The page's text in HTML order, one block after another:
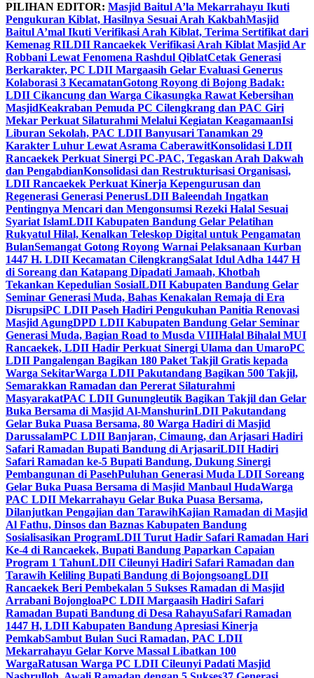
PILIHAN EDITOR: Masjid Baitul A’la Mekarrahayu Ikuti
Pengukuran Kiblat, Hasilnya Sesuai Arah KakbahMasjid
Baitul A’mal Ikuti Verifikasi Arah Kiblat, Terima Sertifikat dari
Kemenag RILDII Rancaekek Verifikasi Arah Kiblat Masjid Ar
Robbani Lewat Fenomena Rashdul QiblatCetak Generasi
Berkarakter, PC LDII Margaasih Gelar Evaluasi Generus
Kolaborasi 3 KecamatanGotong Royong di Bojong Badak:
LDII Cikancung dan Warga Cikasungka Rawat Kebersihan
MasjidKeakraban Pemuda PC Cilengkrang dan PAC Giri
Mekar Perkuat Silaturahmi Melalui Kegiatan KeagamaanIsi
Liburan Sekolah, PAC LDII Banyusari Tanamkan 29
Karakter Luhur Lewat Asrama CaberawitKonsolidasi LDII
Rancaekek Perkuat Sinergi PC-PAC, Tegaskan Arah Dakwah
dan PengabdianKonsolidasi dan Restrukturisasi Organisasi,
LDII Rancaekek Perkuat Kinerja Kepengurusan dan
Regenerasi Generasi PenerusLDII Baleendah Ingatkan
Pentingnya Mencari dan Mengonsumsi Rezeki Halal Sesuai
Syariat IslamLDII Kabupaten Bandung Gelar Pelatihan
Rukyatul Hilal, Kenalkan Teleskop Digital untuk Pengamatan
BulanSemangat Gotong Royong Warnai Pelaksanaan Kurban
1447 H. LDII Kecamatan CilengkrangSalat Idul Adha 1447 H
di Soreang dan Katapang Dipadati Jamaah, Khotbah
Tekankan Kepedulian SosialLDII Kabupaten Bandung Gelar
Seminar Generasi Muda, Bahas Kenakalan Remaja di Era
DisrupsiPC LDII Paseh Hadiri Pengukuhan Panitia Renovasi
Masjid AgungDPD LDII Kabupaten Bandung Gelar Seminar
Generasi Muda, Bagian Road to Musda VIIIHalal Bihalal MUI
Rancaekek, LDII Hadir Perkuat Sinergi Ulama dan UmaroPC
LDII Pangalengan Bagikan 180 Paket Takjil Gratis kepada
Warga SekitarWarga LDII Pakutandang Bagikan 500 Takjil,
Semarakkan Ramadan dan Pererat Silaturahmi
MasyarakatPAC LDII Gunungleutik Bagikan Takjil dan Gelar
Buka Bersama di Masjid Al-ManshurinLDII Pakutandang
Gelar Buka Puasa Bersama, 80 Warga Hadiri di Masjid
DarussalamPC LDII Banjaran, Cimaung, dan Arjasari Hadiri
Safari Ramadan Bupati Bandung di ArjasariLDII Hadiri
Safari Ramadan ke-5 Bupati Bandung, Dukung Sinergi
Pembangunan di PasehPuluhan Generasi Muda LDII Soreang
Gelar Buka Puasa Bersama di Masjid Manbaul HudaWarga
PAC LDII Mekarrahayu Gelar Buka Puasa Bersama,
Dilanjutkan Pengajian dan TarawihKajian Ramadan di Masjid
Al Fathu, Dinsos dan Baznas Kabupaten Bandung
Sosialisasikan ProgramLDII Turut Hadir Safari Ramadan Hari
Ke-4 di Rancaekek, Bupati Bandung Paparkan Capaian
Program 1 TahunLDII Cileunyi Hadiri Safari Ramadan dan
Tarawih Keliling Bupati Bandung di BojongsoangLDII
Rancaekek Beri Pembekalan 5 Sukses Ramadan di Masjid
Arrabani BojongloaPC LDII Margaasih Hadiri Safari
Ramadan Bupati Bandung di Desa RahayuSafari Ramadan
1447 H, LDII Kabupaten Bandung Apresiasi Kinerja
PemkabSambut Bulan Suci Ramadan, PAC LDII
Mekarrahayu Gelar Korve Massal Libatkan 100
WargaRatusan Warga PC LDII Cileunyi Padati Masjid